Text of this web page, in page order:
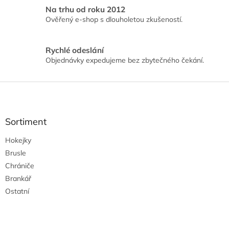
k
y
s
Na trhu od roku 2012
Ověřený e-shop s dlouholetou zkušeností.
Rychlé odeslání
Objednávky expedujeme bez zbytečného čekání.
Sortiment
Hokejky
Brusle
Chrániče
Brankář
Ostatní